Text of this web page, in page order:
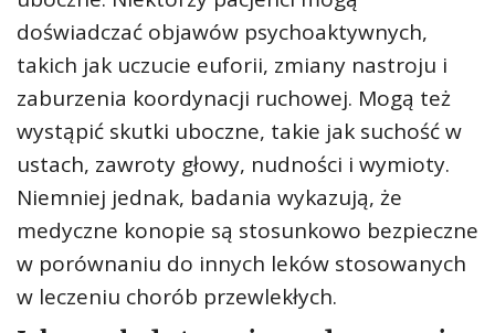
doświadczać objawów psychoaktywnych,
takich jak uczucie euforii, zmiany nastroju i
zaburzenia koordynacji ruchowej. Mogą też
wystąpić skutki uboczne, takie jak suchość w
ustach, zawroty głowy, nudności i wymioty.
Niemniej jednak, badania wykazują, że
medyczne konopie są stosunkowo bezpieczne
w porównaniu do innych leków stosowanych
w leczeniu chorób przewlekłych.